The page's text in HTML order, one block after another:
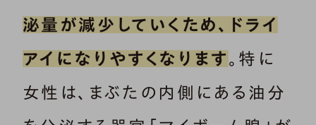
泌量が減少していくため、ドライ
アイになりやすくなります 。特に
女性は、まぶたの内側にある油分